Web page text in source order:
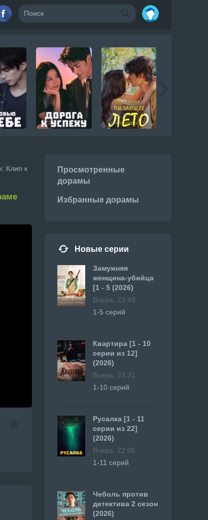
Клип к
Просмотренные
дорамы
Избранные дорамы
Новые серии
Замужняя
женщина-убийца
[1 - 5 (2026)
Вчера, 23:49
1-5 серий
Квартира [1 - 10
серии из 12]
(2026)
Вчера, 23:31
1-10 серий
Русалка [1 - 11
серии из 22]
(2026)
Вчера, 22:06
1-11 серий
Чеболь против
детектива 2 сезон
(2026)